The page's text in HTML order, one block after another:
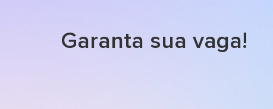
Garanta sua vaga!